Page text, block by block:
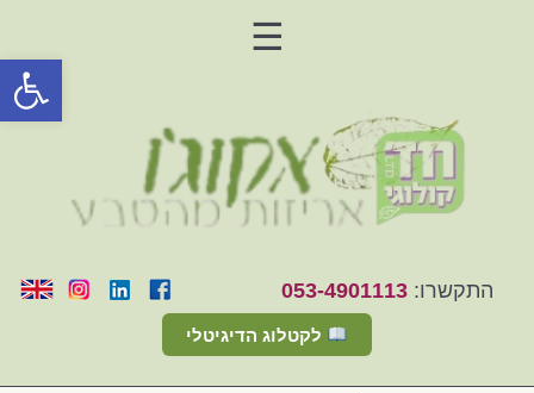
פתח
☰
התקשרו:053-4901113
En
לקטלוג הדיגיטלי